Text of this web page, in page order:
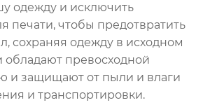
одежду и исключить
печати, чтобы предотвратить
сохраняя одежду в исходном
обладают превосходной
и защищают от пыли и влаги
и транспортировки.